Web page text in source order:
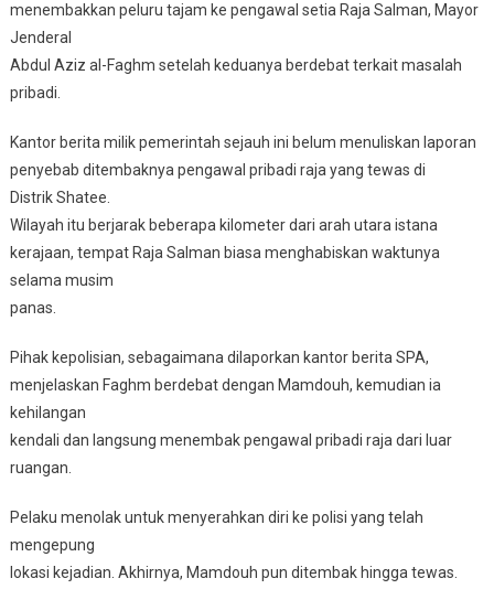
menembakkan peluru tajam ke pengawal setia Raja Salman, Mayor
Jenderal
Abdul Aziz al-Faghm setelah keduanya berdebat terkait masalah
pribadi.
Kantor berita milik pemerintah sejauh ini belum menuliskan laporan
penyebab ditembaknya pengawal pribadi raja yang tewas di
Distrik Shatee.
Wilayah itu berjarak beberapa kilometer dari arah utara istana
kerajaan, tempat Raja Salman biasa menghabiskan waktunya
selama musim
panas.
Pihak kepolisian, sebagaimana dilaporkan kantor berita SPA,
menjelaskan Faghm berdebat dengan Mamdouh, kemudian ia
kehilangan
kendali dan langsung menembak pengawal pribadi raja dari luar
ruangan.
Pelaku menolak untuk menyerahkan diri ke polisi yang telah
mengepung
lokasi kejadian. Akhirnya, Mamdouh pun ditembak hingga tewas.